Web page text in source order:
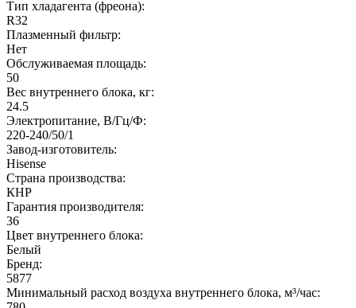
Тип хладагента (фреона):
R32
Плазменный фильтр:
Нет
Обслуживаемая площадь:
50
Вес внутреннего блока, кг:
24.5
Электропитание, В/Гц/Ф:
220-240/50/1
Завод-изготовитель:
Hisense
Страна производства:
КНР
Гарантия производителя:
36
Цвет внутреннего блока:
Белый
Бренд:
5877
Минимальный расход воздуха внутреннего блока, м³/час: